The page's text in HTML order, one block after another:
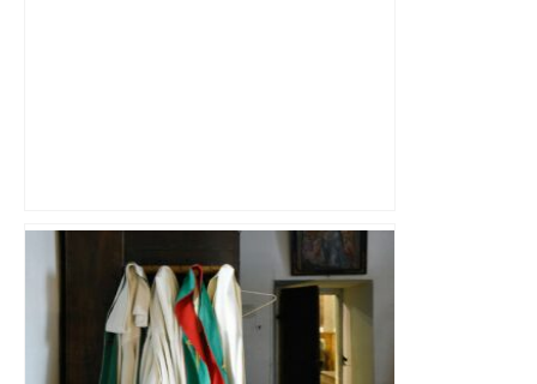
Bilan du marché du logement neuf :
une lueur d'espoir pour l'immobilier à
Toulouse ? – Actu.fr